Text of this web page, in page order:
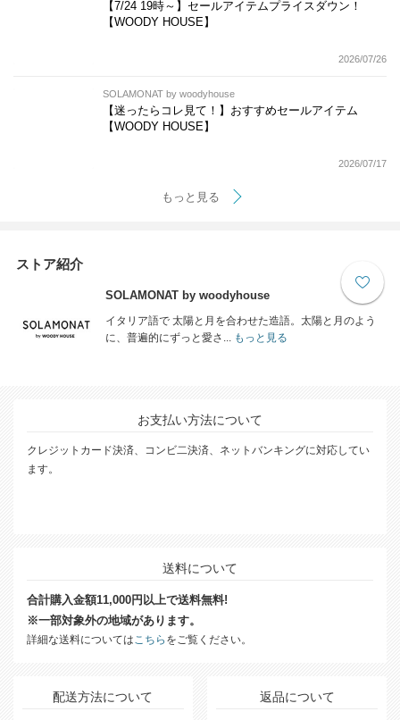
【7/24 19時～】セールアイテムプライスダウン！
【WOODY HOUSE】
2026/07/26
SOLAMONAT by woodyhouse
【迷ったらコレ見て！】おすすめセールアイテム
【WOODY HOUSE】
2026/07/17
もっと見る
ストア紹介
SOLAMONAT by woodyhouse
イタリア語で 太陽と月を合わせた造語。太陽と月のよう
に、普遍的にずっと愛さ...
もっと見る
お支払い方法について
クレジットカード決済、コンビ二決済、ネットバンキングに対応してい
ます。
送料について
合計購入金額11,000円以上で送料無料!